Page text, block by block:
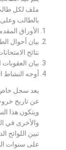
ملف لكل طالب
بالطالب
الأوراق
بيان أحوال
نتائح
بيان العقوبات
أوجه النشاط
يعد سجل خاص
عن تاريخ
ويتكون هذا
والأخرى في
تبين اللوائح
على سنوات